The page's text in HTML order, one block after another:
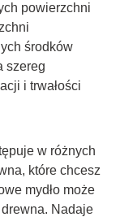
powierzchni
środków
szereg
i trwałości
w różnych
które chcesz
mydło może
Nadaje